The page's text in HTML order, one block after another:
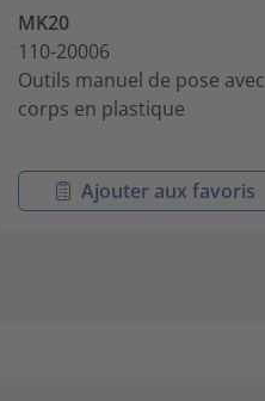
MK20
110-20006
Outils manuel de pose avec
corps en plastique
Ajouter aux favoris